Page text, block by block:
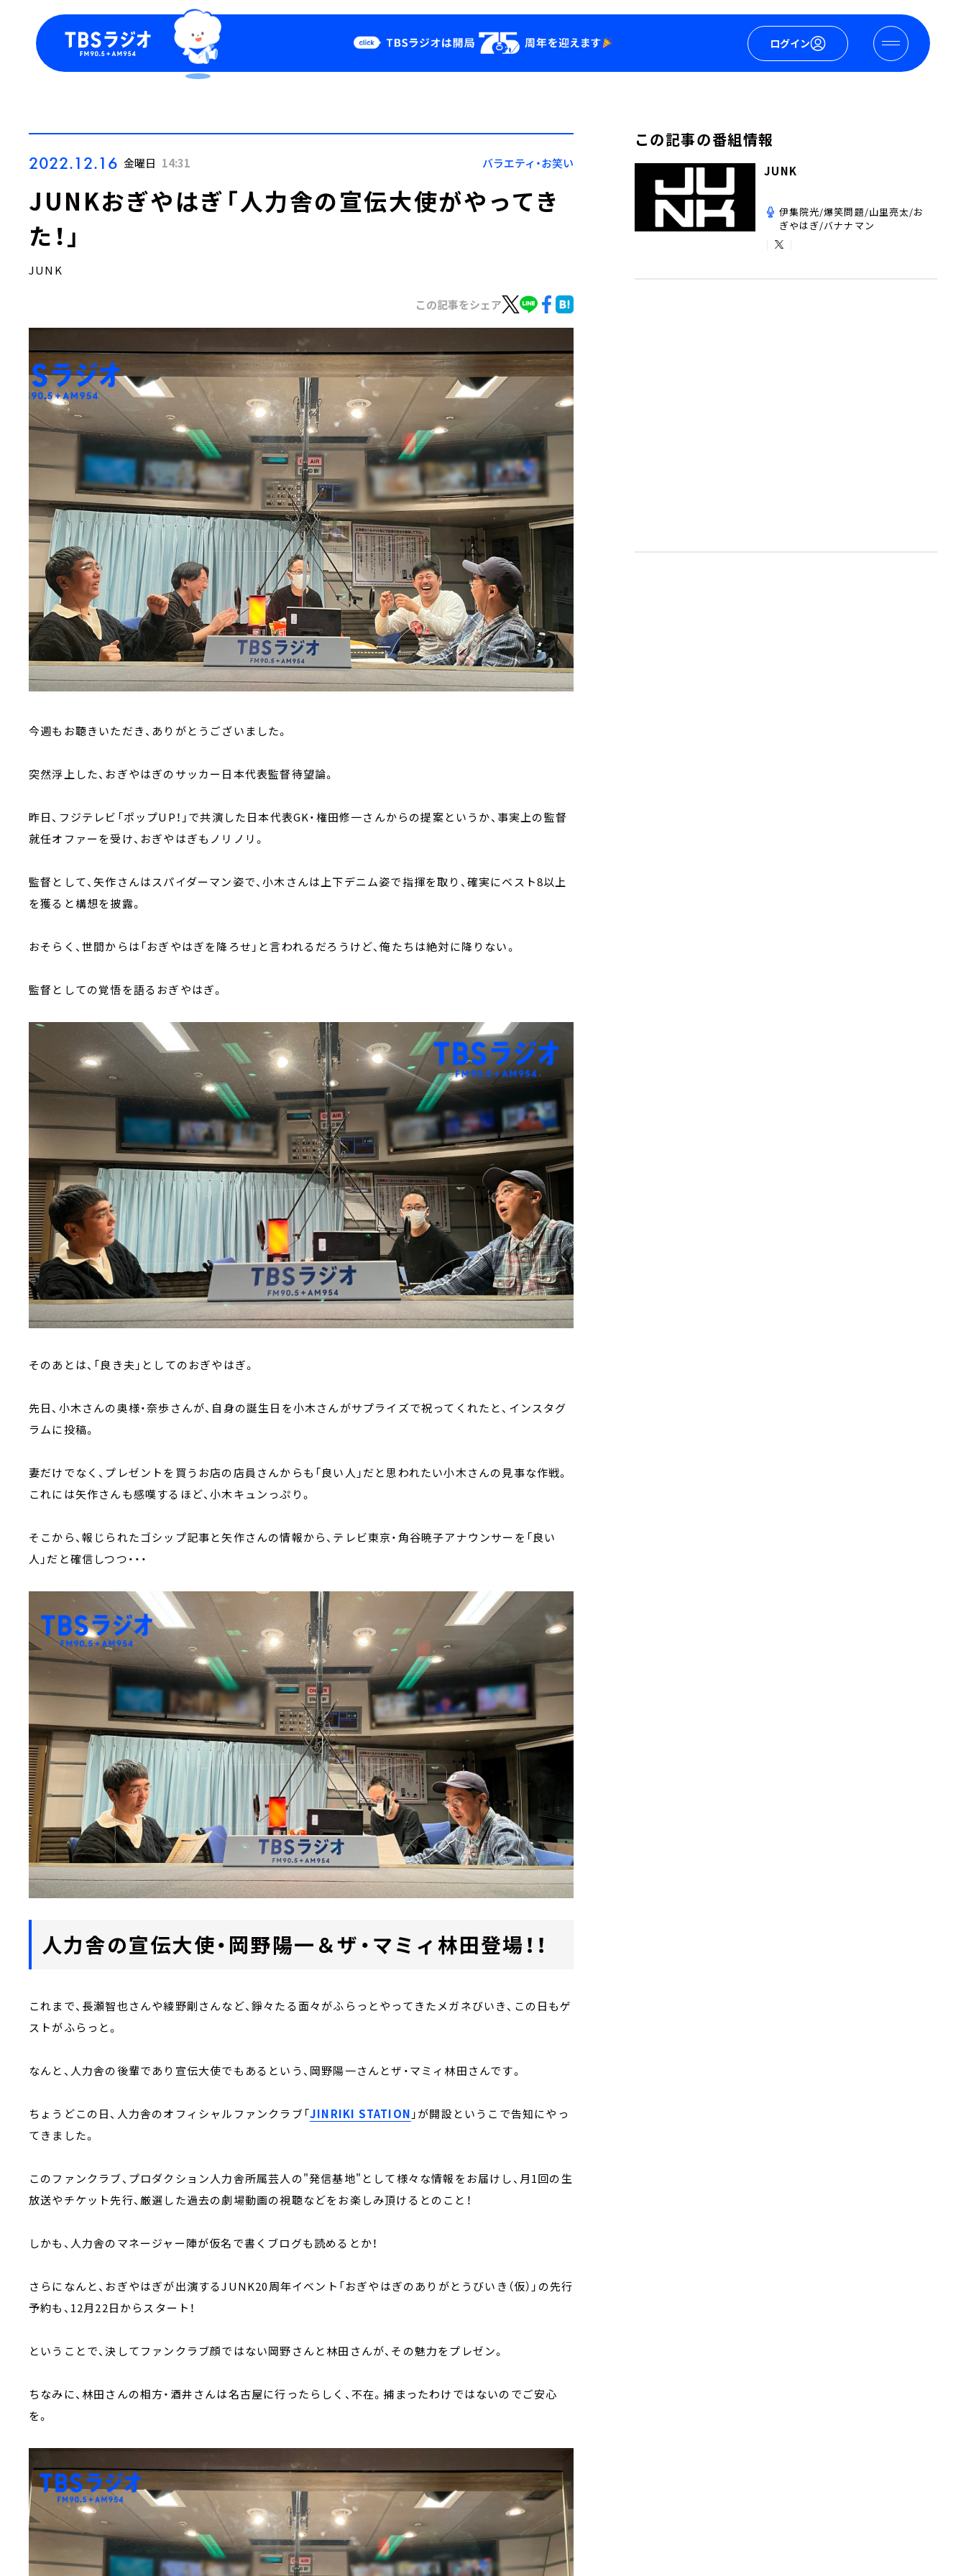
ログイン
Podcast
YouTube
会社情報
2022.12.16 金曜日 14:31 バラエティ・お笑い
JUNKおぎやはぎ「人力舎の宣伝大使がやってき
た！」
JUNK
この記事をシェア
今週もお聴きいただき、ありがとうございました。
突然浮上した、おぎやはぎのサッカー日本代表監督待望論。
昨日、フジテレビ「ポップUP！」で共演した日本代表GK・権田修一さんからの提案というか、事実上の監督
就任オファーを受け、おぎやはぎもノリノリ。
監督として、矢作さんはスパイダーマン姿で、小木さんは上下デニム姿で指揮を取り、確実にベスト8以上
を獲ると構想を披露。
おそらく、世間からは「おぎやはぎを降ろせ」と言われるだろうけど、俺たちは絶対に降りない。
監督としての覚悟を語るおぎやはぎ。
そのあとは、「良き夫」としてのおぎやはぎ。
先日、小木さんの奥様・奈歩さんが、自身の誕生日を小木さんがサプライズで祝ってくれたと、インスタグ
ラムに投稿。
妻だけでなく、プレゼントを買うお店の店員さんからも「良い人」だと思われたい小木さんの見事な作戦。
これには矢作さんも感嘆するほど、小木キュンっぷり。
そこから、報じられたゴシップ記事と矢作さんの情報から、テレビ東京・角谷暁子アナウンサーを「良い
人」だと確信しつつ・・・
人力舎の宣伝大使・岡野陽一＆ザ・マミィ林田登場！！
これまで、長瀬智也さんや綾野剛さんなど、錚々たる面々がふらっとやってきたメガネびいき、この日もゲ
ストがふらっと。
なんと、人力舎の後輩であり宣伝大使でもあるという、岡野陽一さんとザ・マミィ林田さんです。
ちょうどこの日、人力舎のオフィシャルファンクラブ「JINRIKI STATION 」が開設というこで告知にやっ
てきました。
このファンクラブ、プロダクション人力舎所属芸人の"発信基地"として様々な情報をお届けし、月1回の生
放送やチケット先行、厳選した過去の劇場動画の視聴などをお楽しみ頂けるとのこと！
しかも、人力舎のマネージャー陣が仮名で書くブログも読めるとか！
さらになんと、おぎやはぎが出演するJUNK20周年イベント「おぎやはぎのありがとうびいき（仮）」の先行
予約も、12月22日からスタート！
ということで、決してファンクラブ顔ではない岡野さんと林田さんが、その魅力をプレゼン。
ちなみに、林田さんの相方・酒井さんは名古屋に行ったらしく、不在。捕まったわけではないのでご安心
を。
この記事の番組情報
JUNK
伊集院光/爆笑問題/山里亮太/お
ぎやはぎ/バナナマン